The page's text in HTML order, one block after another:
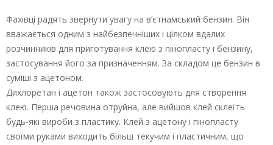
Фахівці радять звернути увагу на в’єтнамський бензин. Він
вважається одним з найбезпечніших і цілком вдалих
розчинників для приготування клею з пінопласту і бензину,
застосування його за призначенням. За складом це бензин в
суміші з ацетоном.
Дихлоретан і ацетон також застосовують для створення
клею. Перша речовина отруйна, але вийшов клей склеїть
будь-які вироби з пластику. Клей з ацетону і пінопласту
своїми руками виходить більш текучим і пластичним, що